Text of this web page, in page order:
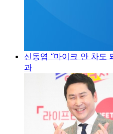
신동엽 “마이크 안 차도
과